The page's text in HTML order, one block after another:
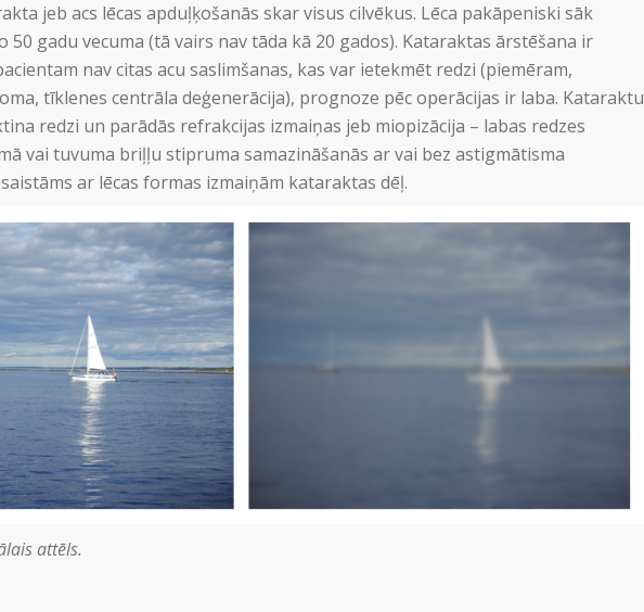
jeb acs lēcas apduļķošanās skar visus cilvēkus. Lēca pakāpeniski sāk
50 gadu vecuma (tā vairs nav tāda kā 20 gados). Kataraktas ārstēšana ir
nav citas acu saslimšanas, kas var ietekmēt redzi (piemēram,
tīklenes centrāla deģenerācija), prognoze pēc operācijas ir laba. Kataraktu
redzi un parādās refrakcijas izmaiņas jeb miopizācija – labas redzes
vai tuvuma briļļu stipruma samazināšanās ar vai bez astigmātisma
ar lēcas formas izmaiņām kataraktas dēļ.
attēls.